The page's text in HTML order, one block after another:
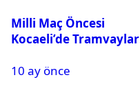
Milli Maç Öncesi
Kocaeli’de Tramvaylar
10 ay önce